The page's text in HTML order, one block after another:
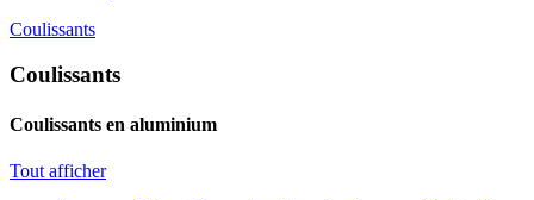
Coulissants
Coulissants
Coulissants en aluminium
Tout afficher